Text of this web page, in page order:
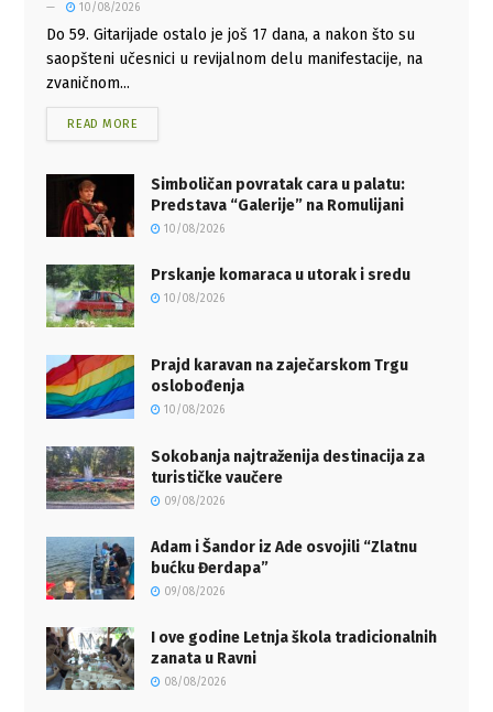
10/08/2026
Do 59. Gitarijade ostalo je još 17 dana, a nakon što su
saopšteni učesnici u revijalnom delu manifestacije, na
zvaničnom...
READ MORE
Simboličan povratak cara u palatu:
Predstava “Galerije” na Romulijani
10/08/2026
Prskanje komaraca u utorak i sredu
10/08/2026
Prajd karavan na zaječarskom Trgu
oslobođenja
10/08/2026
Sokobanja najtraženija destinacija za
turističke vaučere
09/08/2026
Adam i Šandor iz Ade osvojili “Zlatnu
bućku Đerdapa”
09/08/2026
I ove godine Letnja škola tradicionalnih
zanata u Ravni
08/08/2026